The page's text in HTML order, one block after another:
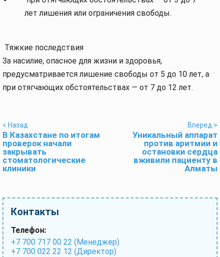
лет лишения или ограничения свободы.
Тяжкие последствия
За насилие, опасное для жизни и здоровья,
предусматривается лишение свободы от 5 до 10 лет, а
при отягчающих обстоятельствах — от 7 до 12 лет.
< Назад
В Казахстане по итогам
проверок начали
закрывать
стоматологические
клиники
Вперед >
Уникальный аппарат
против аритмии и
остановки сердца
вживили пациенту в
Алматы
Контакты
Телефон:
+7 700 717 00 22 (Менеджер)
+7 700 022 22 12 (Директор)